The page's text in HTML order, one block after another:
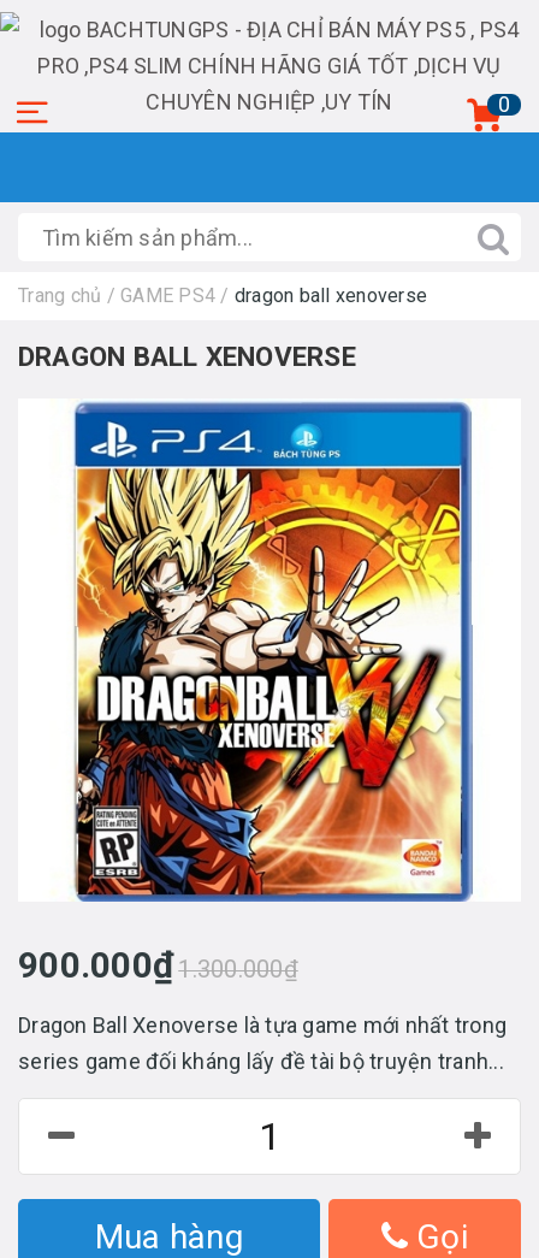
0
Trang chủ / GAME PS4 / dragon ball xenoverse
DRAGON BALL XENOVERSE
900.000₫1.300.000₫
Dragon Ball Xenoverse là tựa game mới nhất trong
series game đối kháng lấy đề tài bộ truyện tranh...
Mua hàng Gọi